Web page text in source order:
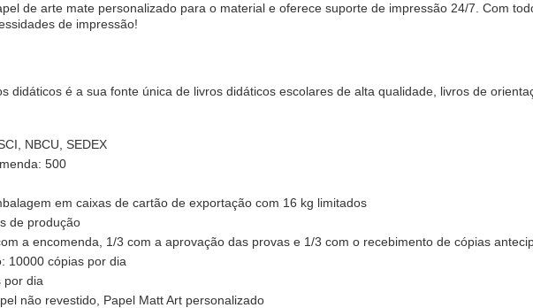
de arte mate personalizado para o material e oferece suporte de impressão 24/7. Com
de impressão!
didáticos é a sua fonte única de livros didáticos escolares de alta qualidade, livros de
NBCU, SEDEX
500
em caixas de cartão de exportação com 16 kg limitados
de produção
a encomenda, 1/3 com a aprovação das provas e 1/3 com o recebimento de cópias
10000 cópias por dia
por dia
não revestido, Papel Matt Art personalizado